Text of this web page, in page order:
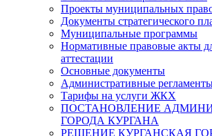
Проекты муниципальных
Документы стратегического
Муниципальные программы
Нормативные правовые акты
аттестации
Основные документы
Административные
Тарифы на услуги ЖКХ
ПОСТАНОВЛЕНИЕ
ГОРОДА КУРГАНА
РЕШЕНИЕ КУРГАНСКАЯ